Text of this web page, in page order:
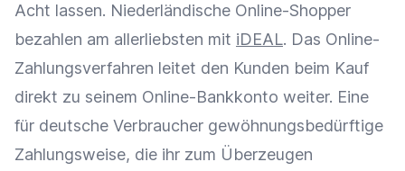
Acht lassen. Niederländische Online-Shopper
bezahlen am allerliebsten mit iDEAL. Das Online-
Zahlungsverfahren leitet den Kunden beim Kauf
direkt zu seinem Online-Bankkonto weiter. Eine
für deutsche Verbraucher gewöhnungsbedürftige
Zahlungsweise, die ihr zum Überzeugen